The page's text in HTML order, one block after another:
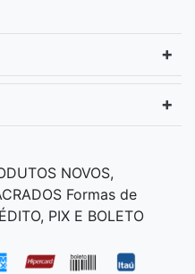
NOVOS,
Formas de
PIX E BOLETO